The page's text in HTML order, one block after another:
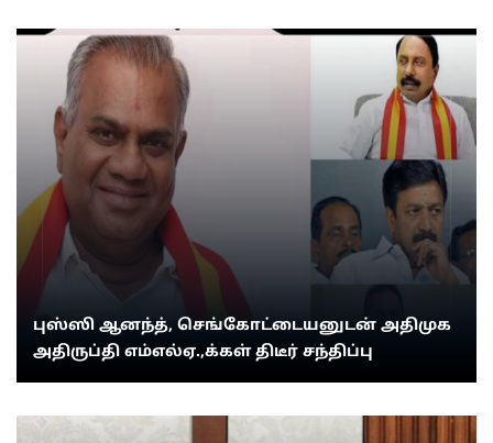
புஸ்ஸி ஆனந்த், செங்கோட்டையனுடன் அதிமுக
அதிருப்தி எம்எல்ஏ.,க்கள் திடீர் சந்திப்பு